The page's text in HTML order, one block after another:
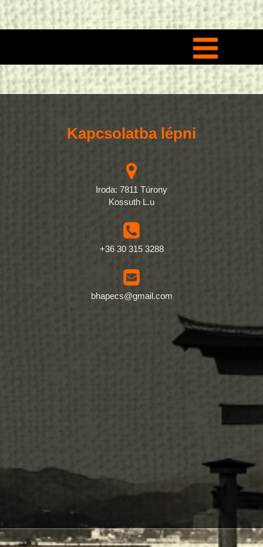
Kapcsolatba lépni
Iroda: 7811 Túrony
Kossuth L.u
+36 30 315 3288
bhapecs@gmail.com